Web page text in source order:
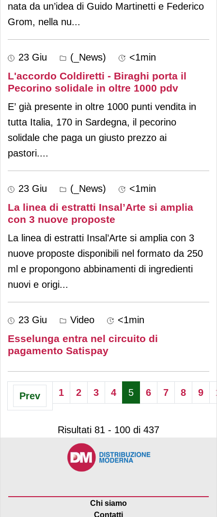
nata da un’idea di Guido Martinetti e Federico
Grom, nella nu...
23 Giu (_News) <1min
L'accordo Coldiretti - Biraghi porta il
Pecorino solidale in oltre 1000 pdv
E’ già presente in oltre 1000 punti vendita in
tutta Italia, 170 in Sardegna, il pecorino
solidale che paga un giusto prezzo ai
pastori....
23 Giu (_News) <1min
La linea di estratti Insal’Arte si amplia
con 3 nuove proposte
La linea di estratti Insal’Arte si amplia con 3
nuove proposte disponibili nel formato da 250
ml e propongono abbinamenti di ingredienti
nuovi e origi...
23 Giu Video <1min
Esselunga entra nel circuito di
pagamento Satispay
Prev 1 2 3 4 5 6 7 8 9
Risultati 81 - 100 di 437
Chi siamo
Contatti